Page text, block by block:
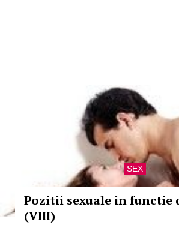
SEX
Pozitii sexuale in functie
(VIII)